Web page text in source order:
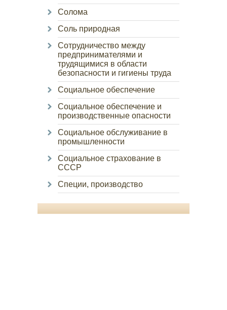
Солома
Соль природная
Сотрудничество между
предпринимателями и
трудящимися в области
безопасности и гигиены труда
Социальное обеспечение
Социальное обеспечение и
производственные опасности
Социальное обслуживание в
промышленности
Социальное страхование в
СССР
Специи, производство